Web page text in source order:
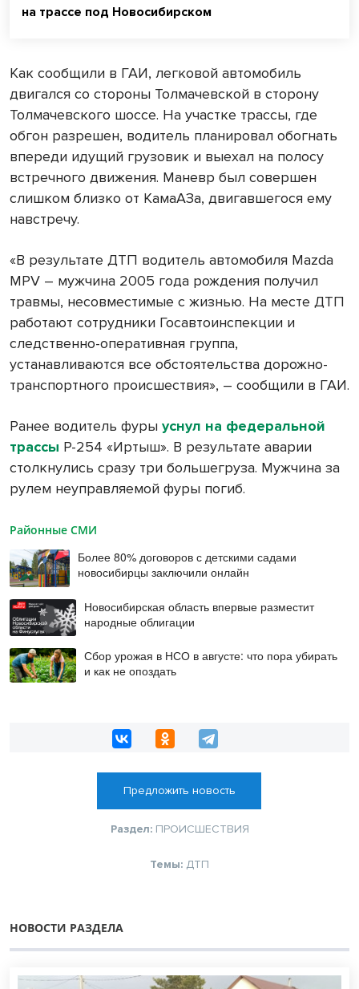
на трассе под Новосибирском
Как сообщили в ГАИ, легковой автомобиль
двигался со стороны Толмачевской в сторону
Толмачевского шоссе. На участке трассы, где
обгон разрешен, водитель планировал обогнать
впереди идущий грузовик и выехал на полосу
встречного движения. Маневр был совершен
слишком близко от КамаАЗа, двигавшегося ему
навстречу.
«В результате ДТП водитель автомобиля Mazda
MPV – мужчина 2005 года рождения получил
травмы, несовместимые с жизнью. На месте ДТП
работают сотрудники Госавтоинспекции и
следственно-оперативная группа,
устанавливаются все обстоятельства дорожно-
транспортного происшествия», – сообщили в ГАИ.
Ранее водитель фуры уснул на федеральной
трассы Р-254 «Иртыш». В результате аварии
столкнулись сразу три большегруза. Мужчина за
рулем неуправляемой фуры погиб.
Районные СМИ
Более 80% договоров с детскими садами
новосибирцы заключили онлайн
Новосибирская область впервые разместит
народные облигации
Сбор урожая в НСО в августе: что пора убирать
и как не опоздать
Предложить новость
Раздел: ПРОИСШЕСТВИЯ
Темы: ДТП
НОВОСТИ РАЗДЕЛА